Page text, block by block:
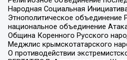
Народная Социальная
Этнополитическое объединение
национальное объединение
Община Коренного Русского
Меджлис крымскотатарского
О противодействии